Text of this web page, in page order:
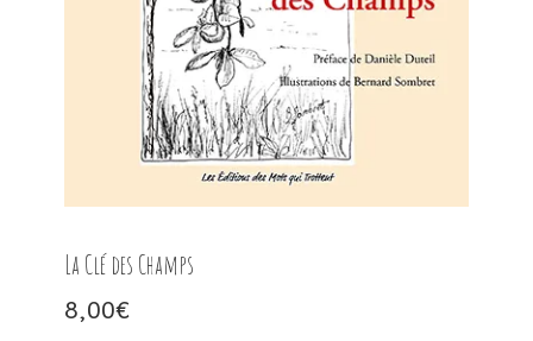
La Clé des Champs
8,00€